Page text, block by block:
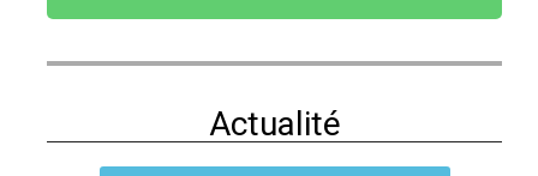
Actualité